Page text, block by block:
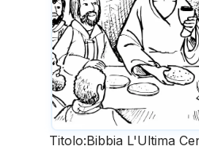
Titolo:Bibbia L'Ultima